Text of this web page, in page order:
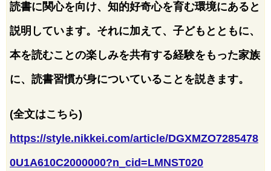
読書に関心を向け、知的好奇心を育む環境にあると
説明しています。それに加えて、子どもとともに、
本を読むことの楽しみを共有する経験をもった家族
に、読書習慣が身についていることを説きます。
(全文はこちら)
https://style.nikkei.com/article/DGXMZO7285478
0U1A610C2000000?n_cid=LMNST020